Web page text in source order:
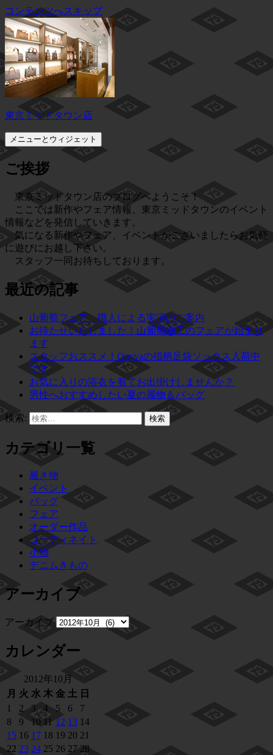
コンテンツへスキップ
東京ミッドタウン店
メニューとウィジェット
ご挨拶
東京ミッドタウン店のブログへようこそ！
ここでは新作やフェア情報、東京ミッドタウンのイベント
情報などを発信していきます。
気になる新作やフェア、イベントがございましたらお気軽
に遊びにお越し下さい。
スタッフ一同お待ちしております。
最近の記事
山葡萄フェア、職人による実演のご案内
お待たせいたしました！山葡萄細工のフェアが始まり
ます
スタッフおススメ！Onyvaの指柄足袋ソックス入荷中
です
お気に入りの浴衣を着てお出掛けしませんか？
男性へおすすめしたい夏の履物＆バッグ
検索:
カテゴリ一覧
履き物
イベント
バッグ
フェア
オーダー作品
コーディネイト
小物
デニムきもの
アーカイブ
アーカイブ
カレンダー
2012年10月
月
火 水 木 金 土 日
1 2 3 4 5 6
7
8
9 10 11 12 13 14
15 16 17 18 19 20 21
22 23 24 25 26 27 28